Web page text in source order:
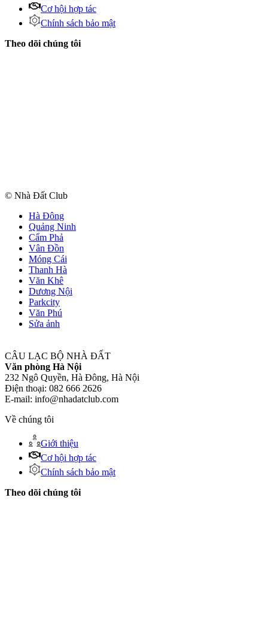
Cơ hội hợp tác
Chính sách bảo mật
Theo dõi chúng tôi
© Nhà Đất Club
Hà Đông
Quảng Ninh
Cẩm Phả
Vân Đồn
Móng Cái
Thanh Hà
Văn Khê
Dương Nội
Parkcity
Văn Phú
Sửa ảnh
CÂU LẠC BỘ NHÀ ĐẤT
Văn phòng Hà Nội
232 Ngô Quyền, Hà Đông, Hà Nội
Điện thoại: 082 666 2626
E-mail: info@nhadatclub.com
Về chúng tôi
Giới thiệu
Cơ hội hợp tác
Chính sách bảo mật
Theo dõi chúng tôi